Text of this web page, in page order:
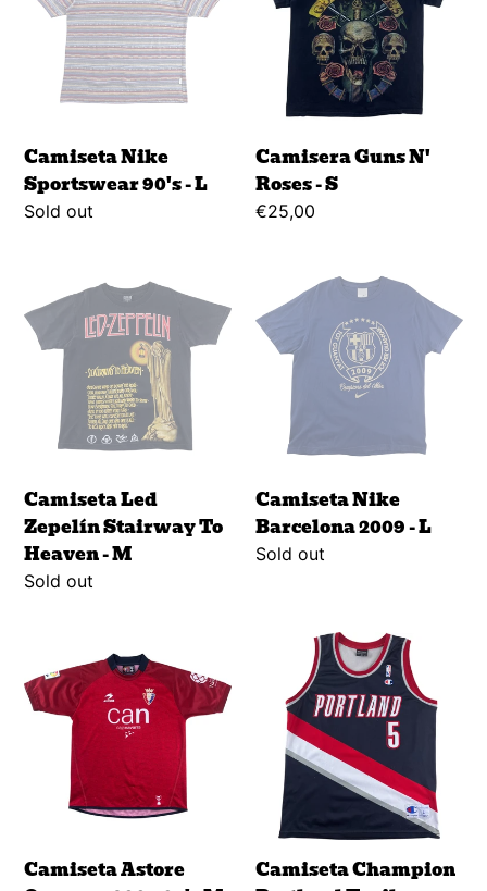
90's
Camiseta Nike
Sportswear 90's - L
Regular
Sold out
Roses
Camisera Guns N'
Roses - S
Regular
€25,00
Led
Zepelín
Stairway
Heaven
Camiseta Led
Zepelín Stairway To
Heaven - M
Regular
Sold out
Camiseta
Nike
Barcelona
2009
Camiseta Nike
Barcelona 2009 - L
Regular
Sold out
Astore
Osasuna
Camiseta Astore
Camiseta
Champion
Portland
Trail
Blazers
NBA
Fernandez
L
Camiseta Champion